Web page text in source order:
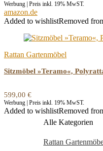
Werbung | Preis inkl. 19% MwST.
amazon.de
Added to wishlistRemoved
Rattan Gartenmöbel
Sitzmöbel »Teramo«,
599,00 €
Werbung | Preis inkl. 19% MwST.
Added to wishlistRemoved
Alle Kategorien
Rattan